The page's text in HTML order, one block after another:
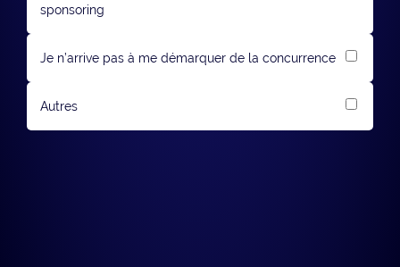
sponsoring
Je n’arrive pas à me démarquer de la concurrence
Autres